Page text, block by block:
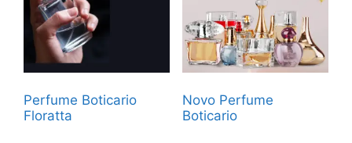
Perfume Boticario
Floratta
Novo Perfume
Boticario